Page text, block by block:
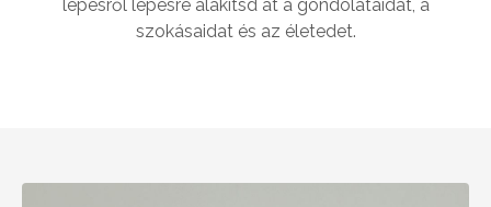
lépésről lépésre alakítsd át a gondolataidat, a
szokásaidat és az életedet.